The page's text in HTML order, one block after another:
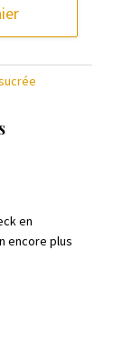
en
encore plus